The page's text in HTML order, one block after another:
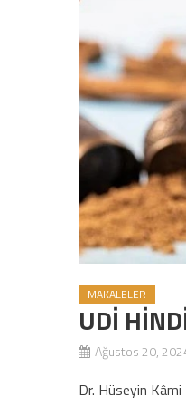
MAKALELER
UDİ
Ağustos 20,
Dr. Hüseyin Kâmi